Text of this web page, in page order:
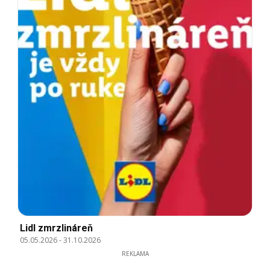
Lidl zmrzlináreň
05.05.2026-31.10.2026
REKLAMA